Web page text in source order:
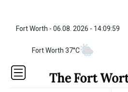
Fort Worth - 06.08. 2026 - 14:09:59
Fort Worth 37°C